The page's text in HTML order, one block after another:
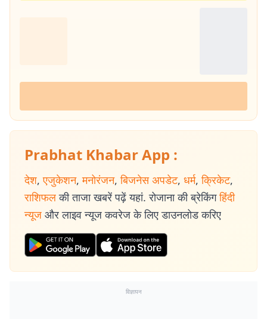
Prabhat Khabar App :
देश, एजुकेशन, मनोरंजन, बिजनेस अपडेट, धर्म, क्रिकेट,
राशिफल की ताजा खबरें पढ़ें यहां. रोजाना की ब्रेकिंग हिंदी
न्यूज और लाइव न्यूज कवरेज के लिए डाउनलोड करिए
विज्ञापन